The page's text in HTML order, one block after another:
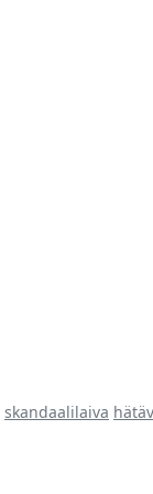
skandaalilaiva